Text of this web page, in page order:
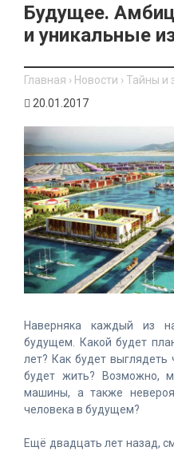
Будущее.
и уникальные
Главная › Новости › Тайны и
20.01.2017
Наверняка каждый из
будущем. Какой будет
лет? Как будет выглядеть
будет жить? Возможно,
машины, а также
человека в будущем?
Ещё двадцать лет назад,